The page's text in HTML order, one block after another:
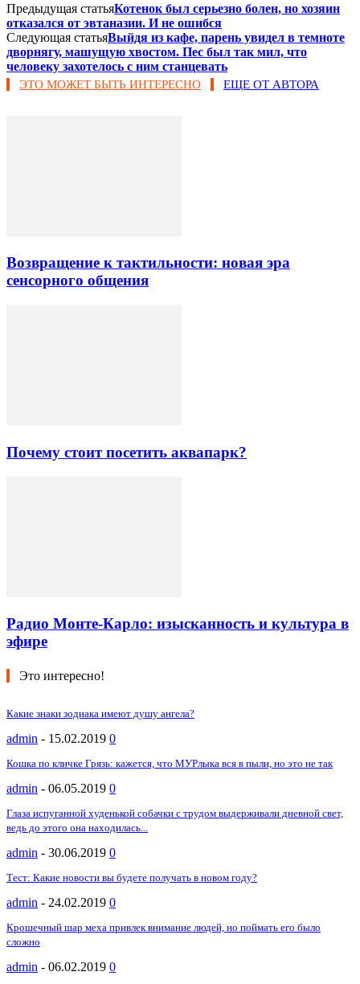
Предыдущая статьяКотенок был серьезно болен, но хозяин
отказался от эвтаназии. И не ошибся
Следующая статьяВыйдя из кафе, парень увидел в темноте
дворнягу, машущую хвостом. Пес был так мил, что
человеку захотелось с ним станцевать
ЭТО МОЖЕТ БЫТЬ ИНТЕРЕСНО ЕЩЕ ОТ АВТОРА
Возвращение к тактильности: новая эра
сенсорного общения
Почему стоит посетить аквапарк?
Радио Монте-Карло: изысканность и культура в
эфире
Это интересно!
Какие знаки зодиака имеют душу ангела?
admin - 15.02.2019 0
Кошка по кличке Грязь: кажется, что МУРлыка вся в пыли, но это не так
admin - 06.05.2019 0
Глаза испуганной худенькой собачки с трудом выдерживали дневной свет,
ведь до этого она находилась...
admin - 30.06.2019 0
Тест: Какие новости вы будете получать в новом году?
admin - 24.02.2019 0
Крошечный шар меха привлек внимание людей, но поймать его было
сложно
admin - 06.02.2019 0